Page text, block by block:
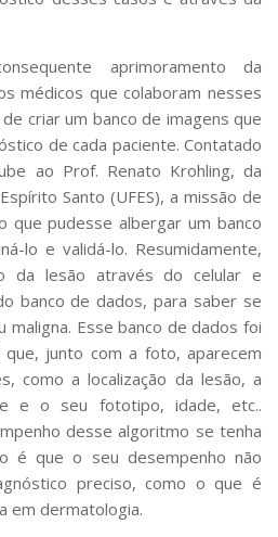
aprimoramento da
médicos que colaboram nesses
criar um banco de imagens que
de cada paciente. Contatado
ao Prof. Renato Krohling, da
Santo (UFES), a missão de
que pudesse albergar um banco
lo e validá-lo. Resumidamente,
da lesão através do celular e
banco de dados, para saber se
maligna. Esse banco de dados foi
junto com a foto, aparecem
como a localização da lesão, a
e o seu fototipo, idade, etc..
desse algoritmo se tenha
é que o seu desempenho não
preciso, como o que é
em dermatologia.